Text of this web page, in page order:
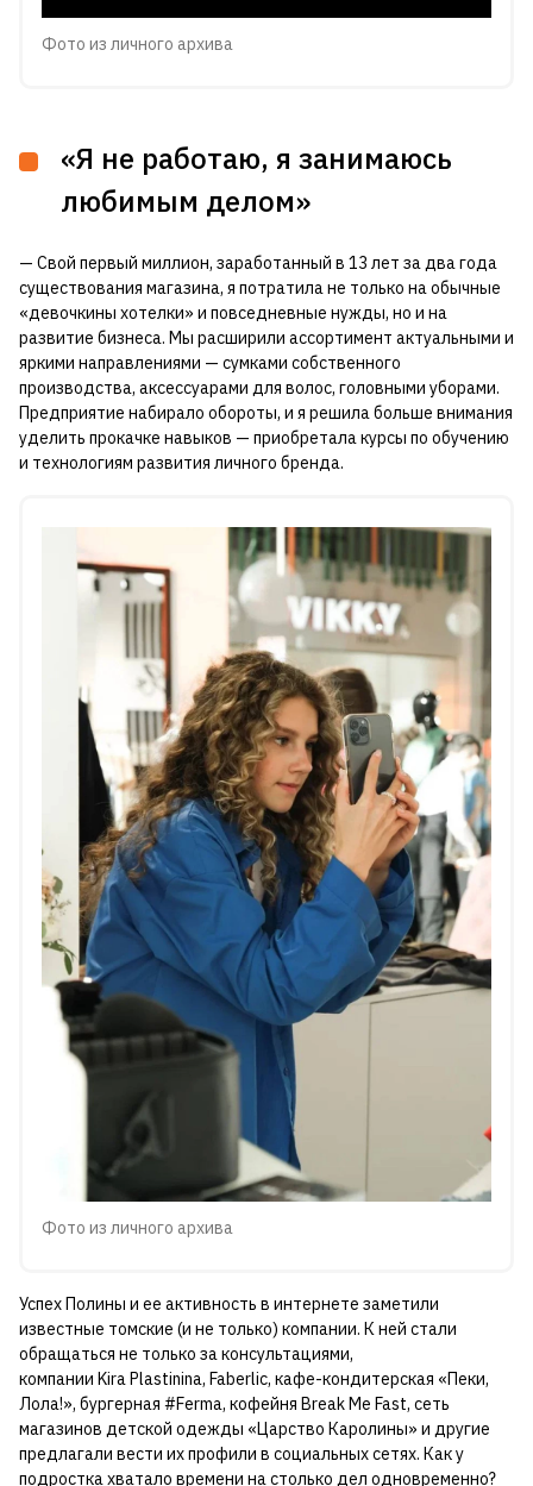
Фото из личного архива
«Я не работаю, я занимаюсь
любимым делом»
— Свой первый миллион, заработанный в 13 лет за два года
существования магазина, я потратила не только на обычные
«девочкины хотелки» и повседневные нужды, но и на
развитие бизнеса. Мы расширили ассортимент актуальными и
яркими направлениями — сумками собственного
производства, аксессуарами для волос, головными уборами.
Предприятие набирало обороты, и я решила больше внимания
уделить прокачке навыков — приобретала курсы по обучению
и технологиям развития личного бренда.
Фото из личного архива
Успех Полины и ее активность в интернете заметили
известные томские (и не только) компании. К ней стали
обращаться не только за консультациями,
компании Kira Plastinina, Faberlic, кафе-кондитерская «Пеки,
Лола!», бургерная #Ferma, кофейня Break Me Fast, сеть
магазинов детской одежды «Царство Каролины» и другие
предлагали вести их профили в социальных сетях. Как у
подростка хватало времени на столько дел одновременно?